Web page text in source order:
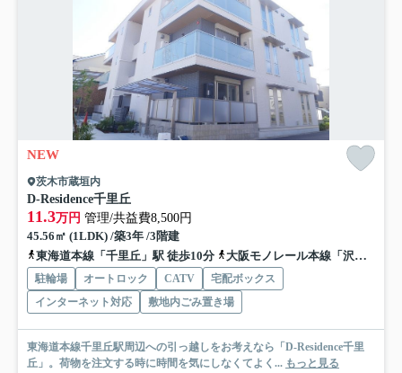
NEW
茨木市蔵垣内
D-Residence千里丘
11.3万円 管理/共益費8,500円
45.56㎡ (1LDK) /築3年 /3階建
東海道本線「千里丘」駅 徒歩10分
大阪モノレール本線「沢良宜」駅 徒歩15分
駐輪場 オートロック CATV
宅配ボックス
インターネット対応
敷地内ごみ置き場
東海道本線千里丘駅周辺への引っ越しをお考えなら「D-Residence千里
丘」。荷物を注文する時に時間を気にしなくてよく... もっと見る